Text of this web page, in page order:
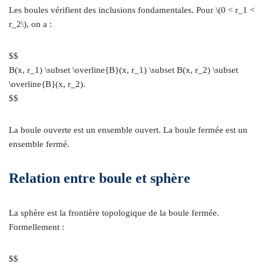
Les boules vérifient des inclusions fondamentales. Pour \(0 < r_1 <
r_2\), on a :
$$
B(x, r_1) \subset \overline{B}(x, r_1) \subset B(x, r_2) \subset
\overline{B}(x, r_2).
$$
La boule ouverte est un ensemble ouvert. La boule fermée est un
ensemble fermé.
Relation entre boule et sphère
La sphère est la frontière topologique de la boule fermée.
Formellement :
$$